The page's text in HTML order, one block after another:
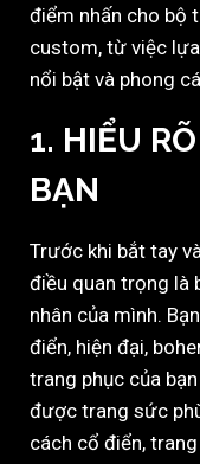
điểm nhấn cho bộ
custom, từ việc
nổi bật và phong
1. HIỂU
BẠN
Trước khi bắt tay
điều quan trọng là
nhân của mình.
điển, hiện đại,
trang phục của
được trang sức
cách cổ điển,